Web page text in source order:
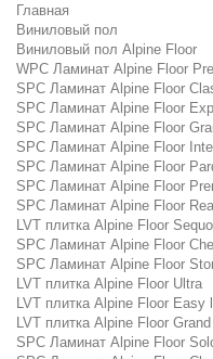
Главная
Виниловый пол
Виниловый пол Alpine Floor
WPC Ламинат Alpine Floor
SPC Ламинат Alpine Floor
SPC Ламинат Alpine Floor
SPC Ламинат Alpine Floor
SPC Ламинат Alpine Floor
SPC Ламинат Alpine Floor
SPC Ламинат Alpine Floor
SPC Ламинат Alpine Floor
LVT плитка Alpine Floor
SPC Ламинат Alpine Floor
SPC Ламинат Alpine Floor
LVT плитка Alpine Floor Ultra
LVT плитка Alpine Floor Easy
LVT плитка Alpine Floor
SPC Ламинат Alpine Floor